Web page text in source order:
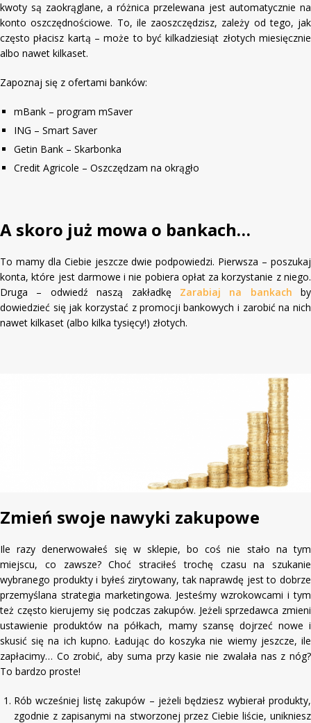
kwoty są zaokrąglane, a różnica przelewana jest automatycznie na
konto oszczędnościowe. To, ile zaoszczędzisz, zależy od tego, jak
często płacisz kartą – może to być kilkadziesiąt złotych miesięcznie
albo nawet kilkaset.
Zapoznaj się z ofertami banków:
mBank – program mSaver
ING – Smart Saver
Getin Bank – Skarbonka
Credit Agricole – Oszczędzam na okrągło
A skoro już mowa o bankach…
To mamy dla Ciebie jeszcze dwie podpowiedzi. Pierwsza – poszukaj
konta, które jest darmowe i nie pobiera opłat za korzystanie z niego.
Druga – odwiedź naszą zakładkę Zarabiaj na bankach by
dowiedzieć się jak korzystać z promocji bankowych i zarobić na nich
nawet kilkaset (albo kilka tysięcy!) złotych.
Zmień swoje nawyki zakupowe
Ile razy denerwowałeś się w sklepie, bo coś nie stało na tym
miejscu, co zawsze? Choć straciłeś trochę czasu na szukanie
wybranego produkty i byłeś zirytowany, tak naprawdę jest to dobrze
przemyślana strategia marketingowa. Jesteśmy wzrokowcami i tym
też często kierujemy się podczas zakupów. Jeżeli sprzedawca zmieni
ustawienie produktów na półkach, mamy szansę dojrzeć nowe i
skusić się na ich kupno. Ładując do koszyka nie wiemy jeszcze, ile
zapłacimy… Co zrobić, aby suma przy kasie nie zwalała nas z nóg?
To bardzo proste!
Rób wcześniej listę zakupów – jeżeli będziesz wybierał produkty,
zgodnie z zapisanymi na stworzonej przez Ciebie liście, unikniesz